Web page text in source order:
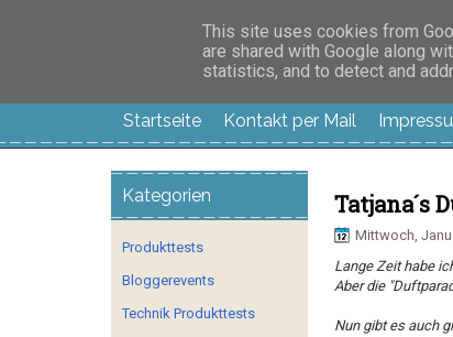
Manus Testwelt,
Startseite Kontakt per Mail
Tatjana´s
Mittwoch,
Lange Zeit habe
Aber die
Nun gibt es auch
Kategorien
Produkttests
Bloggerevents
Technik Produkttests
This site uses cookies from
are shared with Google along
statistics, and to detect and